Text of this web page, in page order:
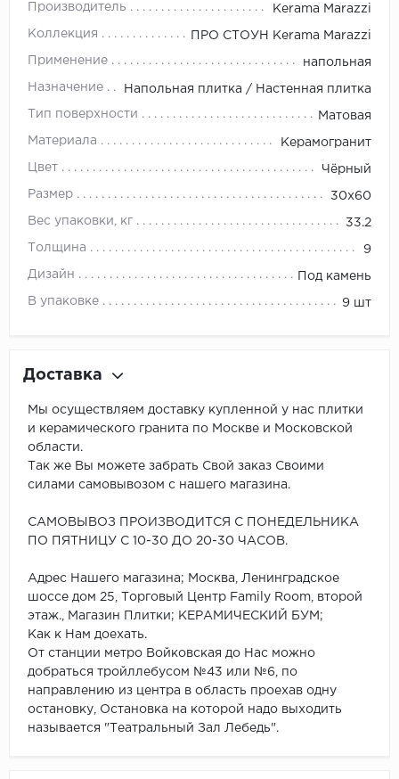
Производитель Kerama Marazzi
Коллекция ПРО СТОУН Kerama Marazzi
Применение напольная
Назначение Напольная плитка / Настенная плитка
Тип поверхности Матовая
Материала Керамогранит
Цвет Чёрный
Размер 30x60
Вес упаковки, кг 33.2
Толщина 9
Дизайн Под камень
В упаковке 9 шт
Доставка
Мы осуществляем доставку купленной у нас плитки
и керамического гранита по Москве и Московской
области.
Так же Вы можете забрать Свой заказ Своими
силами самовывозом с нашего магазина.
САМОВЫВОЗ ПРОИЗВОДИТСЯ С ПОНЕДЕЛЬНИКА
ПО ПЯТНИЦУ С 10-30 ДО 20-30 ЧАСОВ.
Адрес Нашего магазина; Москва, Ленинградское
шоссе дом 25, Торговый Центр Family Room, второй
этаж., Магазин Плитки; КЕРАМИЧЕСКИЙ БУМ;
Как к Нам доехать.
От станции метро Войковская до Нас можно
добраться тройллебусом №43 или №6, по
направлению из центра в область проехав одну
остановку, Остановка на которой надо выходить
называется "Театральный Зал Лебедь".